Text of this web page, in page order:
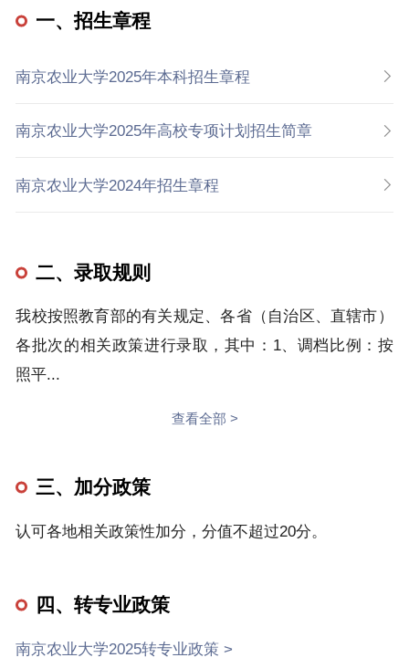
一、招生章程
南京农业大学2025年本科招生章程
南京农业大学2025年高校专项计划招生简章
南京农业大学2024年招生章程
二、录取规则
我校按照教育部的有关规定、各省（自治区、直辖市）
各批次的相关政策进行录取，其中：1、调档比例：按
照平...
查看全部 >
三、加分政策
认可各地相关政策性加分，分值不超过20分。
四、转专业政策
南京农业大学2025转专业政策 >